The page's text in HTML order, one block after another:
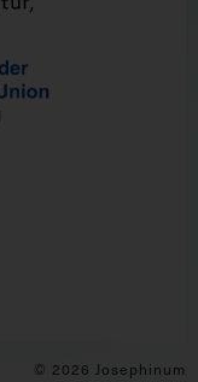
© 2026 Josephinum